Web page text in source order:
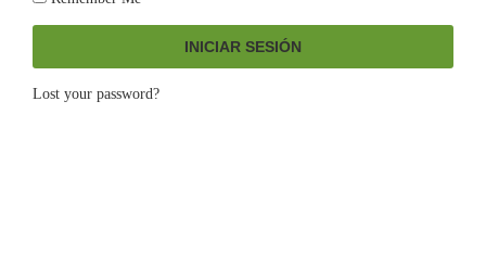
INICIAR SESIÓN
Lost your password?